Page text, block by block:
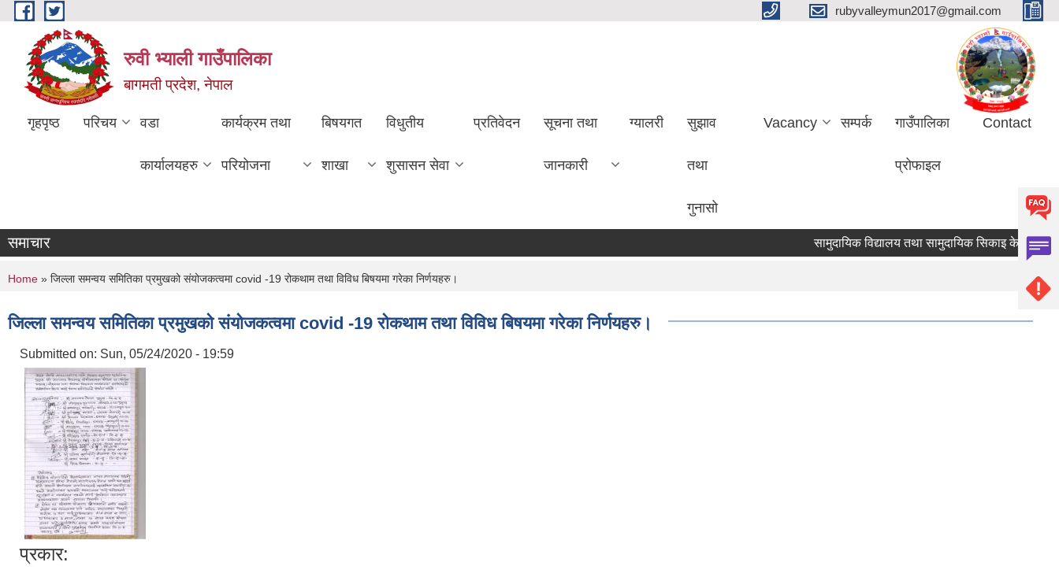
Skip to main content rubyvalleymun2017@gmail.com
रुवी भ्याली गाउँपालिका
बागमती प्रदेश, नेपाल
गृहपृष्ठ परिचय वडा
कार्यालयहरु
कार्यक्रम तथा
परियोजना
बिषयगत
शाखा
विधुतीय
शुसासन सेवा
प्रतिवेदन सूचना तथा
जानकारी
ग्यालरी सुझाव
तथा
गुनासो
Vacancy सम्पर्क गाउँपालिका
प्रोफाइल
Contact
समाचार सामुदायिक विद्यालय तथा सामुदायिक सिकाइ
You are here
Home » जिल्ला समन्वय समितिका प्रमुखको संयोजकत्वमा covid -19 रोकथाम तथा विविध बिषयमा गरेका निर्णयहरु।
जिल्ला समन्वय समितिका प्रमुखको संयोजकत्वमा covid -19 रोकथाम तथा विविध बिषयमा गरेका निर्णयहरु।
Submitted on: Sun, 05/24/2020 - 19:59
प्रकार: